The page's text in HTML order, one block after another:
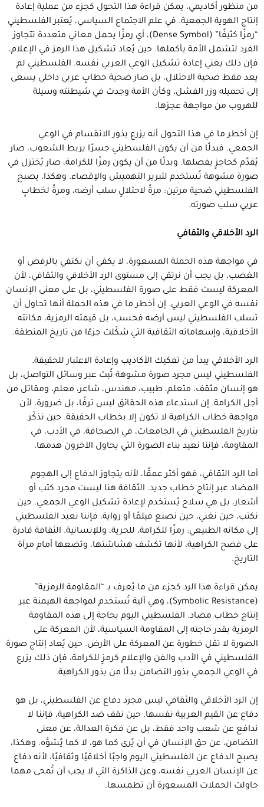
من منظور أكاديمي، يمكن قراءة هذا التحول كجزء من عملية إعادة
إنتاج الهوية الجمعية. في علم الاجتماع السياسي، يُعتبر الفلسطيني
“رمزًا كثيفًا” (Dense Symbol)، أي رمزًا يحمل معاني متعددة تتجاوز
الفرد لتشمل الأمة بأكملها. حين يُعاد تشكيل هذا الرمز في الإعلام،
فإن ذلك يعني إعادة تشكيل الوعي العربي نفسه. الفلسطيني لم
يعد فقط ضحية الاحتلال، بل صار ضحية خطابٍ عربي داخلي يسعى
إلى تحميله وزر الفشل، وكأن الأمة وجدت في شيطنته وسيلة
للهروب من مواجهة عجزها.
إن أخطر ما في هذا التحول أنه يزرع بذور الانقسام في الوعي
الجمعي. فبدلًا من أن يكون الفلسطيني جسرًا يربط الشعوب، صار
يُقدَّم كحاجزٍ يفصلها. وبدلًا من أن يكون رمزًا للكرامة، صار يُختزل في
صورة مشوهة تُستخدم لتبرير التهميش والإقصاء. وهكذا، يصبح
الفلسطيني ضحية مرتين: مرةً لاحتلالٍ سلب أرضه، ومرةً لخطابٍ
عربي سلب صورته.
الرد الأخلاقي والثقافي
في مواجهة هذه الحملة المسعورة، لا يكفي أن نكتفي بالرفض أو
الغضب، بل يجب أن نرتقي إلى مستوى الرد الأخلاقي والثقافي، لأن
المعركة ليست فقط على صورة الفلسطيني، بل على معنى الإنسان
نفسه في الوعي العربي. إن أخطر ما في هذه الحملة أنها تحاول أن
تسلب الفلسطيني ليس أرضه فحسب، بل قيمته الرمزية، مكانته
الأخلاقية، وإسهاماته الثقافية التي شكّلت جزءًا من تاريخ المنطقة.
الرد الأخلاقي يبدأ من تفكيك الأكاذيب وإعادة الاعتبار للحقيقة.
الفلسطيني ليس مجرد صورة مشوهة تُبث عبر وسائل التواصل، بل
هو إنسان مثقف، متعلم، طبيب، مهندس، شاعر، معلم، ومقاتل من
أجل الكرامة. إن استدعاء هذه الحقائق ليس ترفًا، بل ضرورة، لأن
مواجهة خطاب الكراهية لا تكون إلا بخطاب الحقيقة. حين نذكّر
بتاريخ الفلسطيني في الجامعات، في الصحافة، في الأدب، في
المقاومة، فإننا نعيد بناء الصورة التي يحاول الآخرون هدمها.
أما الرد الثقافي، فهو أكثر عمقًا، لأنه يتجاوز الدفاع إلى الهجوم
المضاد عبر إنتاج خطاب جديد. الثقافة هنا ليست مجرد كتب أو
أشعار، بل هي سلاح يُستخدم لإعادة تشكيل الوعي الجمعي. حين
نكتب، حين نغني، حين نصنع فيلمًا أو رواية، فإننا نعيد الفلسطيني
إلى مكانه الطبيعي: رمزًا للكرامة، للحرية، وللإنسانية. الثقافة قادرة
على فضح الكراهية، لأنها تكشف هشاشتها، وتضعها أمام مرآة
التاريخ.
يمكن قراءة هذا الرد كجزء من ما يُعرف بـ “المقاومة الرمزية”
(Symbolic Resistance)، وهي آلية تُستخدم لمواجهة الهيمنة عبر
إنتاج خطاب مضاد. الفلسطيني اليوم بحاجة إلى هذه المقاومة
الرمزية بقدر حاجته إلى المقاومة السياسية، لأن المعركة على
الصورة لا تقل خطورة عن المعركة على الأرض. حين يُعاد إنتاج صورة
الفلسطيني في الأدب والفن والإعلام كرمزٍ للكرامة، فإن ذلك يزرع
في الوعي الجمعي بذور التضامن بدلًا من بذور الكراهية.
إن الرد الأخلاقي والثقافي ليس مجرد دفاع عن الفلسطيني، بل هو
دفاع عن القيم العربية نفسها. حين نقف ضد الكراهية، فإننا لا
ندافع عن شعب واحد فقط، بل عن فكرة العدالة، عن معنى
التضامن، عن حق الإنسان في أن يُرى كما هو، لا كما يُشوَّه. وهكذا،
يصبح الدفاع عن الفلسطيني اليوم واجبًا أخلاقيًا وثقافيًا، لأنه دفاع
عن الإنسان العربي نفسه، وعن الذاكرة التي لا يجب أن تُمحى مهما
حاولت الحملات المسعورة أن تطمسها.